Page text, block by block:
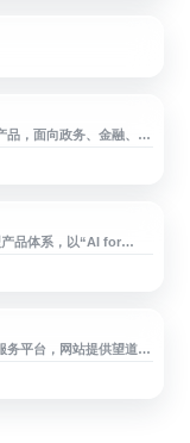
品，面向政务、金融、制
潮云在系统智能、生态
系统性数据流动，可为
品体系，以“AI for
多模态大模型、预测大
理、计算机视觉、
务平台，网站提供望道大
能大模型应用场景，适
的用户了解与使用。